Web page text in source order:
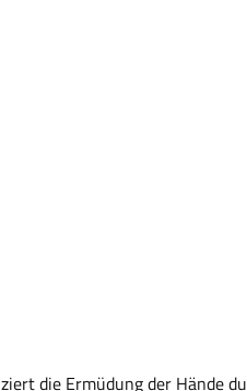
die Ermüdung der Hände